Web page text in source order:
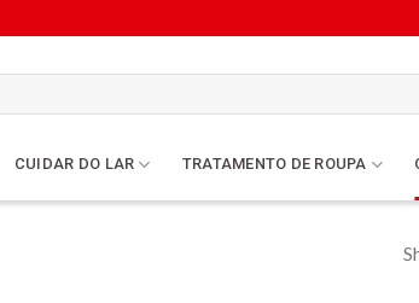
CUIDAR DO LAR TRATAMENTO DE ROUPA